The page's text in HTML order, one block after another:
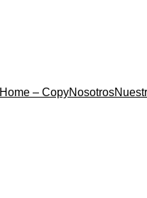
Home – CopyNosotros